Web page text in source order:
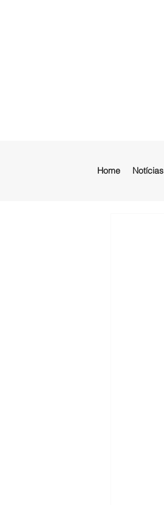
Home Notícias